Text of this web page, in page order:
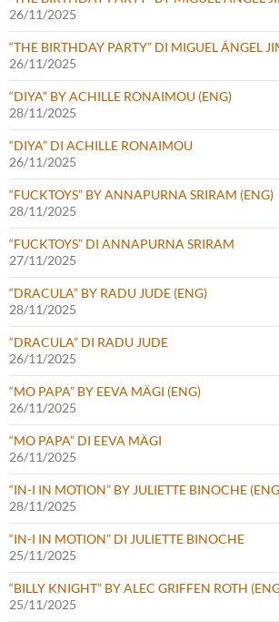
26/11/2025
“THE BIRTHDAY PARTY” DI MIGUEL ÁNGEL
26/11/2025
“DIYA” BY ACHILLE RONAIMOU (ENG)
28/11/2025
“DIYA” DI ACHILLE RONAIMOU
26/11/2025
“FUCKTOYS” BY ANNAPURNA SRIRAM (ENG)
28/11/2025
“FUCKTOYS” DI ANNAPURNA SRIRAM
27/11/2025
“DRACULA” BY RADU JUDE (ENG)
28/11/2025
“DRACULA” DI RADU JUDE
26/11/2025
“MO PAPA” BY EEVA MÄGI (ENG)
26/11/2025
“MO PAPA” DI EEVA MÄGI
26/11/2025
“IN-I IN MOTION” BY JULIETTE BINOCHE
28/11/2025
“IN-I IN MOTION” DI JULIETTE BINOCHE
25/11/2025
“BILLY KNIGHT” BY ALEC GRIFFEN ROTH
25/11/2025